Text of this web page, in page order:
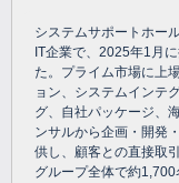
システムサポートホー
IT企業で、2025年1月
た。プライム市場に上
ョン、システムインテ
グ、自社パッケージ、
ンサルから企画・開発
供し、顧客との直接取
グループ全体で約